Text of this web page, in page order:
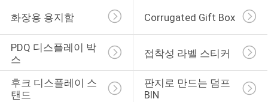
화장용 용지함 Corrugated Gift Box
PDQ 디스플레이 박
스
접착성 라벨 스티커
후크 디스플레이 스
탠드
판지로 만드는 덤프
BIN